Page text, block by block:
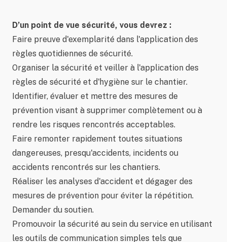
D’un point de vue sécurité, vous devrez :
Faire preuve d'exemplarité dans l'application des
règles quotidiennes de sécurité.
Organiser la sécurité et veiller à l'application des
règles de sécurité et d'hygiène sur le chantier.
Identifier, évaluer et mettre des mesures de
prévention visant à supprimer complètement ou à
rendre les risques rencontrés acceptables.
Faire remonter rapidement toutes situations
dangereuses, presqu'accidents, incidents ou
accidents rencontrés sur les chantiers.
Réaliser les analyses d'accident et dégager des
mesures de prévention pour éviter la répétition.
Demander du soutien.
Promouvoir la sécurité au sein du service en utilisant
les outils de communication simples tels que